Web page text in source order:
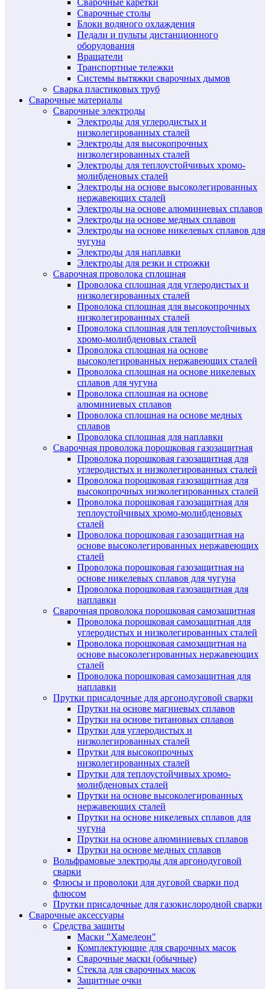
Сварочные каретки
Сварочные столы
Блоки водяного охлаждения
Педали и пульты дистанционного
оборудования
Вращатели
Транспортные тележки
Системы вытяжки сварочных дымов
Сварка пластиковых труб
Сварочные материалы
Сварочные электроды
Электроды для углеродистых и
низколегированных сталей
Электроды для высокопрочных
низколегированных сталей
Электроды для теплоустойчивых хромо-
молибденовых сталей
Электроды на основе высоколегированных
нержавеющих сталей
Электроды на основе алюминиевых сплавов
Электроды на основе медных сплавов
Электроды на основе никелевых сплавов для
чугуна
Электроды для наплавки
Электроды для резки и строжки
Сварочная проволока сплошная
Проволока сплошная для углеродистых и
низколегированных сталей
Проволока сплошная для высокопрочных
низколегированных сталей
Проволока сплошная для теплоустойчивых
хромо-молибденовых сталей
Проволока сплошная на основе
высоколегированных нержавеющих сталей
Проволока сплошная на основе никелевых
сплавов для чугуна
Проволока сплошная на основе
алюминиевых сплавов
Проволока сплошная на основе медных
сплавов
Проволока сплошная для наплавки
Сварочная проволока порошковая газозащитная
Проволока порошковая газозащитная для
углеродистых и низколегированных сталей
Проволока порошковая газозащитная для
высокопрочных низколегированных сталей
Проволока порошковая газозащитная для
теплоустойчивых хромо-молибденовых
сталей
Проволока порошковая газозащитная на
основе высоколегированных нержавеющих
сталей
Проволока порошковая газозащитная на
основе никелевых сплавов для чугуна
Проволока порошковая газозащитная для
наплавки
Сварочная проволока порошковая самозащитная
Проволока порошковая самозащитная для
углеродистых и низколегированных сталей
Проволока порошковая самозащитная на
основе высоколегированных нержавеющих
сталей
Проволока порошковая самозащитная для
наплавки
Прутки присадочные для аргонодуговой сварки
Прутки на основе магниевых сплавов
Прутки на основе титановых сплавов
Прутки для углеродистых и
низколегированных сталей
Прутки для высокопрочных
низколегированных сталей
Прутки для теплоустойчивых хромо-
молибденовых сталей
Прутки на основе высоколегированных
нержавеющих сталей
Прутки на основе никелевых сплавов для
чугуна
Прутки на основе алюминиевых сплавов
Прутки на основе медных сплавов
Вольфрамовые электроды для аргонодуговой
сварки
Флюсы и проволоки для дуговой сварки под
флюсом
Прутки присадочные для газокислородной сварки
Сварочные аксессуары
Средства защиты
Маски "Хамелеон"
Комплектующие для сварочных масок
Сварочные маски (обычные)
Стекла для сварочных масок
Защитные очки